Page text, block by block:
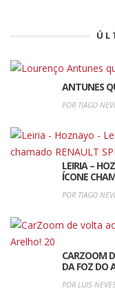
ANTUNES
POR TIAGO
LEIRIA –
ÍCONE
POR TIAGO
CARZOOM
DA FOZ DO
POR LUIS